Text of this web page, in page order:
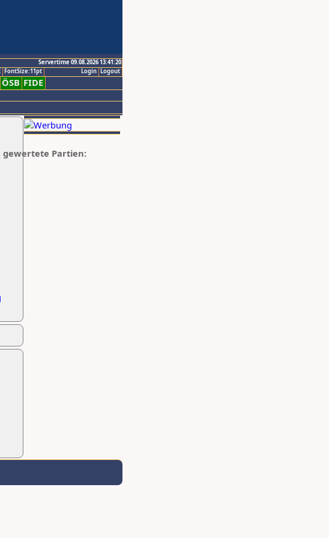
Servertime 09.08.2026 13:41:20
Logout
Login
FontSize:11pt
ÖSB FIDE
gewertete Partien: